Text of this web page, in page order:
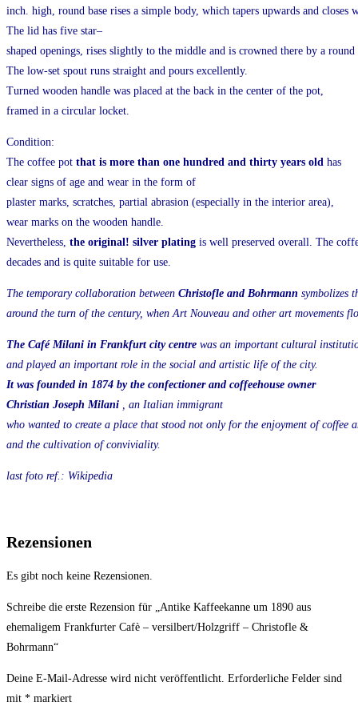
inch. high, round base rises a simple body, which tapers upwards and closes
The lid has five star–
shaped openings rises slightly to the middle and is crowned there by a round
The low-set spout runs straight and pours excellently.
Turned wooden handle was placed at the back in the center of the pot,
framed in a circular locket.
Condition:
The coffee pot that is more than one hundred and thirty years old has
clear signs of age and wear in the form of
plaster marks, scratches, partial abrasion (especially in the interior area),
wear marks on the wooden handle.
Nevertheless the original! silver plating is well preserved overall The
decades and is quite suitable for use
The temporary collaboration between Christofle and Bohrmann symbolizes
around the turn of the century, when Art Nouveau and other art movements
The Café Milani in Frankfurt city centre was an important cultural
and played an important role in the social and artistic life of the city.
It was founded in 1874 by the confectioner and coffeehouse owner
Christian Joseph Milani
, an Italian immigrant
who wanted to create a place that stood not only for the enjoyment of coffee
and the cultivation of conviviality.
last foto ref.: Wikipedia
Rezensionen
Es gibt noch keine Rezensionen.
Schreibe die erste Rezension für „Antike Kaffeekanne um 1890 aus
ehemaligem Frankfurter Cafè – versilbert/Holzgriff – Christofle &
Bohrmann“
Deine E-Mail-Adresse wird nicht veröffentlicht. Erforderliche Felder sind
mit * markiert